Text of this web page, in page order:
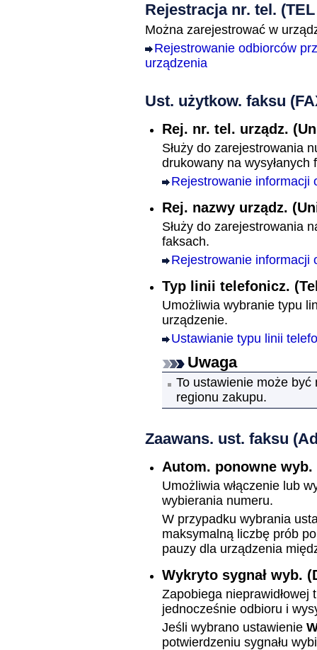
Rejestracja nr. tel.
Można zarejestrować w
Rejestrowanie odbiorców
urządzenia
Ust. użytkow. faksu
Rej. nr. tel. urządz.
Służy do zarejestrowania
drukowany na wysyłanych
Rejestrowanie informacji
Rej. nazwy urządz.
Służy do zarejestrowania
faksach.
Rejestrowanie informacji
Typ linii telefonicz.
Umożliwia wybranie typu
urządzenie.
Ustawianie typu linii
Uwaga
To ustawienie może
regionu zakupu.
Zaawans. ust. faksu
Autom. ponowne wyb.
Umożliwia włączenie lub
wybierania numeru.
W przypadku wybrania
maksymalną liczbę prób
pauzy dla urządzenia
Wykryto sygnał wyb.
Zapobiega
jednocześnie odbioru i
Jeśli wybrano ustawienie
potwierdzeniu sygnału